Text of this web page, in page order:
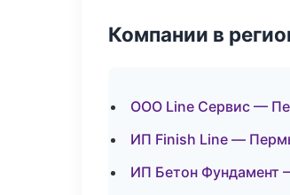
Компании в
ООО Line Сервис —
ИП Finish Line —
ИП Бетон Фундамент